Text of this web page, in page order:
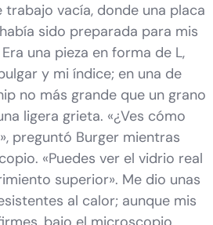
trabajo vacía, donde una placa
sido preparada para mis
una pieza en forma de L,
y mi índice; en una de
no más grande que un grano
ligera grieta. «¿Ves cómo
preguntó Burger mientras
«Puedes ver el vidrio real
superior». Me dio unas
al calor; aunque mis